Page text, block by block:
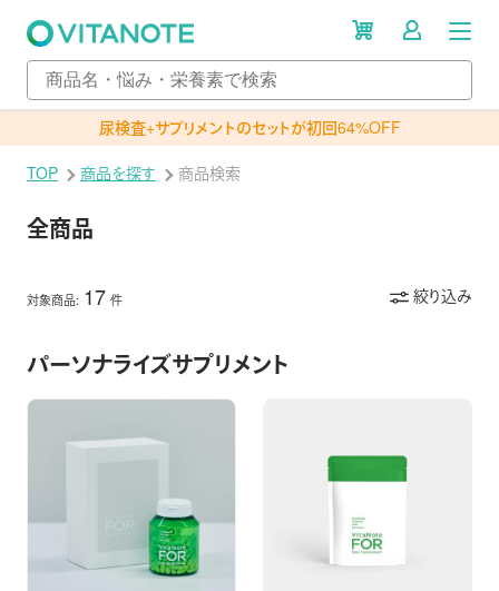
尿検査+サプリメントのセットが初回64%OFF
TOP 商品を探す 商品検索
全商品
対象商品: 17 件 絞り込み
パーソナライズサプリメント